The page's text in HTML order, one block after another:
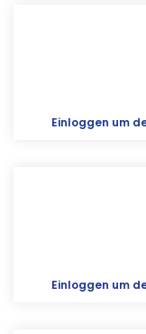
Einloggen um
Einloggen um